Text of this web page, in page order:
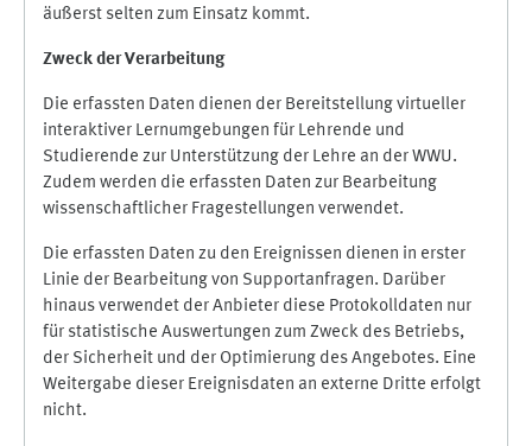
äußerst selten zum Einsatz kommt.
Zweck der Verarbeitung
Die erfassten Daten dienen der Bereitstellung virtueller
interaktiver Lernumgebungen für Lehrende und
Studierende zur Unterstützung der Lehre an der WWU.
Zudem werden die erfassten Daten zur Bearbeitung
wissenschaftlicher Fragestellungen verwendet.
Die erfassten Daten zu den Ereignissen dienen in erster
Linie der Bearbeitung von Supportanfragen. Darüber
hinaus verwendet der Anbieter diese Protokolldaten nur
für statistische Auswertungen zum Zweck des Betriebs,
der Sicherheit und der Optimierung des Angebotes. Eine
Weitergabe dieser Ereignisdaten an externe Dritte erfolgt
nicht.